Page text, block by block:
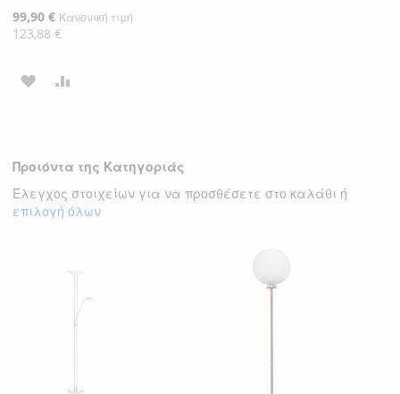
Ειδική
Τιμή
99,90 € Κανονική τιμή
123,88 €
ΠΡΟΣΘΉΚΗ
ΕΠΙΘΥΜΙΏΝ
Προιόντα της Κατηγοριάς
Έλεγχος στοιχείων για να προσθέσετε στο καλάθι ή
επιλογή όλων